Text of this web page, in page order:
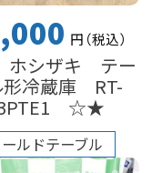
円（税込）
シザキ テー
形冷蔵庫 RT-
☆★
ルドテーブル